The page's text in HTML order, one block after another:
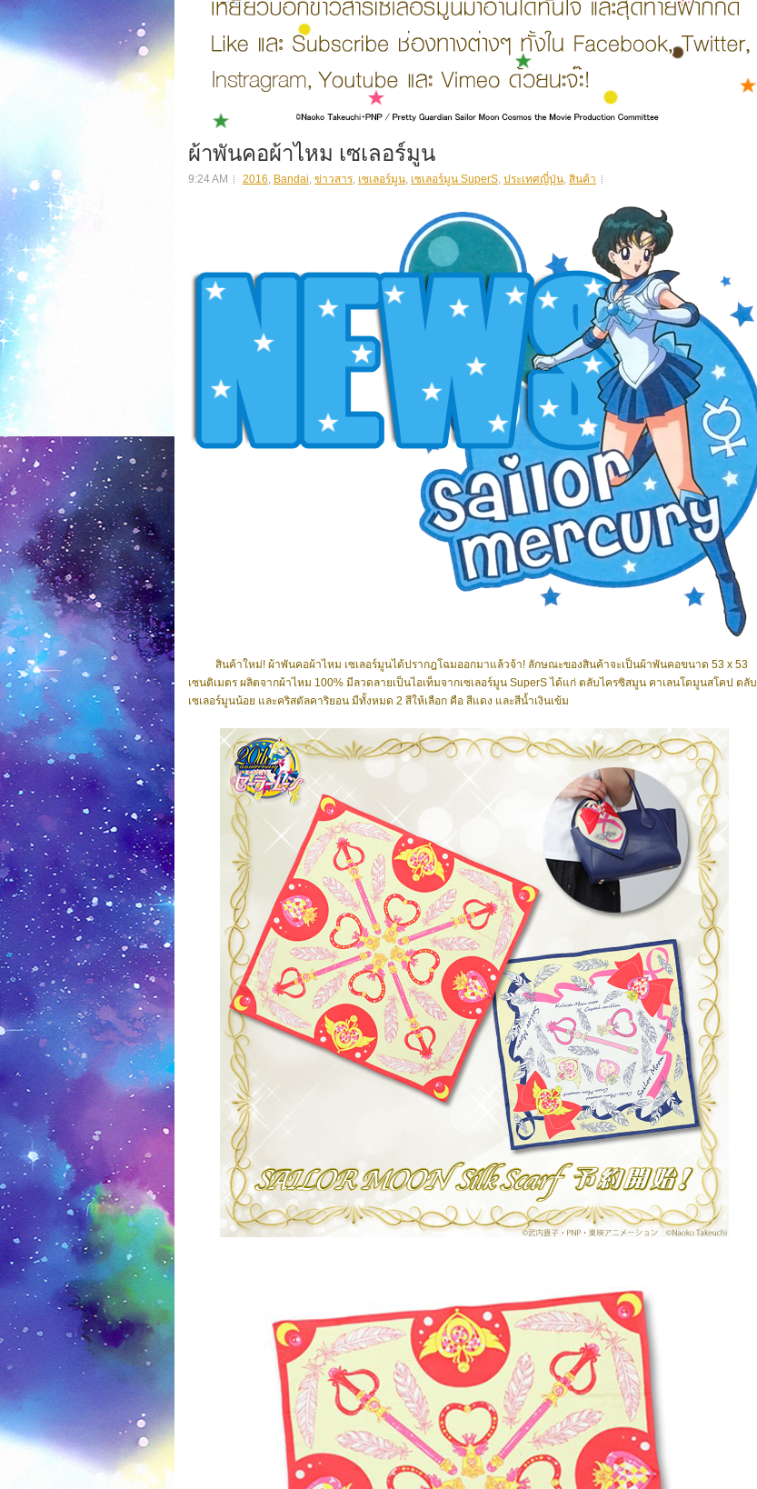
ผ้าพันคอผ้าไหม เซเลอร์มูน
9:24 AM 2016, Bandai, ข่าวสาร, เซเลอร์มูน, เซเลอร์มูน SuperS, ประเทศญี่ปุ่น, สินค้า
สินค้าใหม่! ผ้าพันคอผ้าไหม เซเลอร์มูนได้ปรากฎโฉมออกมาแล้วจ้า! ลักษณะของสินค้าจะเป็นผ้าพันคอขนาด 53 x 53
เซนติเมตร ผลิตจากผ้าไหม 100% มีลวดลายเป็นไอเท็มจากเซเลอร์มูน SuperS ได้แก่ ตลับไครซิสมูน คาเลนโดมูนสโคป ตลับ
เซเลอร์มูนน้อย และคริสตัลคาริยอน มีทั้งหมด 2 สีให้เลือก คือ สีแดง และสีน้ำเงินเข้ม